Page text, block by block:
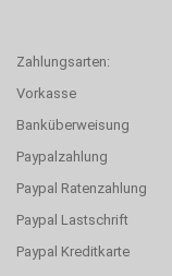
Zahlungsarten:
Vorkasse
Banküberweisung
Paypalzahlung
Paypal Ratenzahlung
Paypal Lastschrift
Paypal Kreditkarte